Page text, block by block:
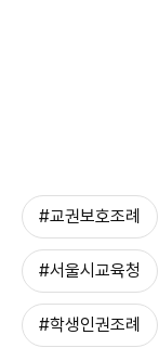
#교권보호조례
#서울시교육청
#학생인권조례